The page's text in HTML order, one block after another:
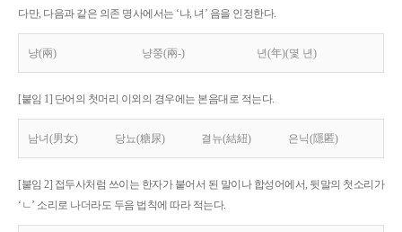
다만, 다음과 같은 의존 명사에서는 ‘냐, 녀’ 음을 인정한다.
냥(兩) 냥쭝(兩-) 년(年)(몇 년)
[붙임 1] 단어의 첫머리 이외의 경우에는 본음대로 적는다.
남녀(男女) 당뇨(糖尿) 결뉴(結紐) 은닉(隱匿)
[붙임 2] 접두사처럼 쓰이는 한자가 붙어서 된 말이나 합성어에서, 뒷말의 첫소리가
‘ㄴ’ 소리로 나더라도 두음 법칙에 따라 적는다.